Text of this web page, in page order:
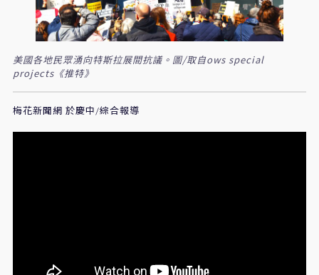
美國各地民眾湧向特斯拉展間抗議。圖/取自ows special
projects《推特》
梅花新聞網 於慶中/綜合報導